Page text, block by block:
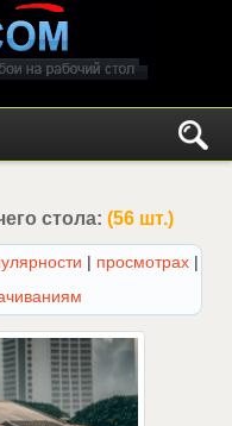
стола: (56 шт.)
| просмотрах |